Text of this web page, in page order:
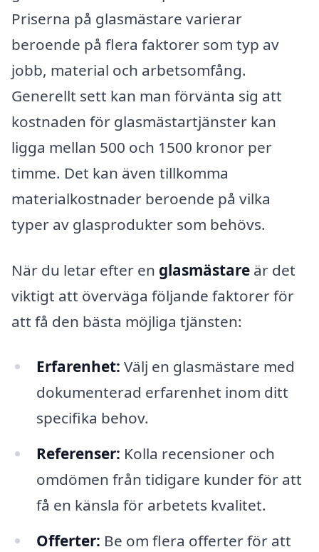
Priserna på glasmästare varierar
beroende på flera faktorer som typ av
jobb, material och arbetsomfång.
Generellt sett kan man förvänta sig att
kostnaden för glasmästartjänster kan
ligga mellan 500 och 1500 kronor per
timme. Det kan även tillkomma
materialkostnader beroende på vilka
typer av glasprodukter som behövs.
När du letar efter en glasmästare är det
viktigt att överväga följande faktorer för
att få den bästa möjliga tjänsten:
Erfarenhet: Välj en glasmästare med
dokumenterad erfarenhet inom ditt
specifika behov.
Referenser: Kolla recensioner och
omdömen från tidigare kunder för att
få en känsla för arbetets kvalitet.
Offerter: Be om flera offerter för att